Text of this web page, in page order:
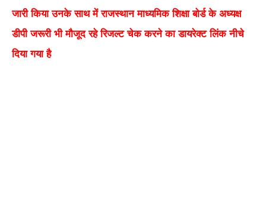
जारी किया उनके साथ में राजस्थान माध्यमिक शिक्षा बोर्ड के अध्यक्ष
डीपी जरूरी भी मौजूद रहे रिजल्ट चेक करने का डायरेक्ट लिंक नीचे
दिया गया है